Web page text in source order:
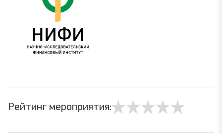
Рейтинг мероприятия: